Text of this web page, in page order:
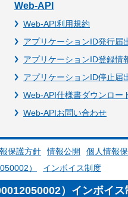
Web-API
Web-API利用規約
アプリケーションID発行届
アプリケーションID登録情
アプリケーションID停止届
Web-API仕様書ダウンロー
Web-APIお問い合わせ
保護方針 情報公開 個人情報
）
インボイス制度
）インボイス